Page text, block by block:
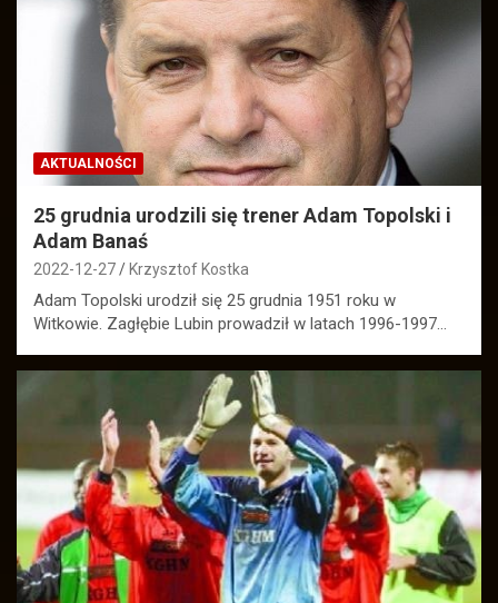
AKTUALNOŚCI
25 grudnia urodzili się trener Adam Topolski i
Adam Banaś
2022-12-27 Krzysztof Kostka
Adam Topolski urodził się 25 grudnia 1951 roku w
Witkowie. Zagłębie Lubin prowadził w latach 1996-1997…